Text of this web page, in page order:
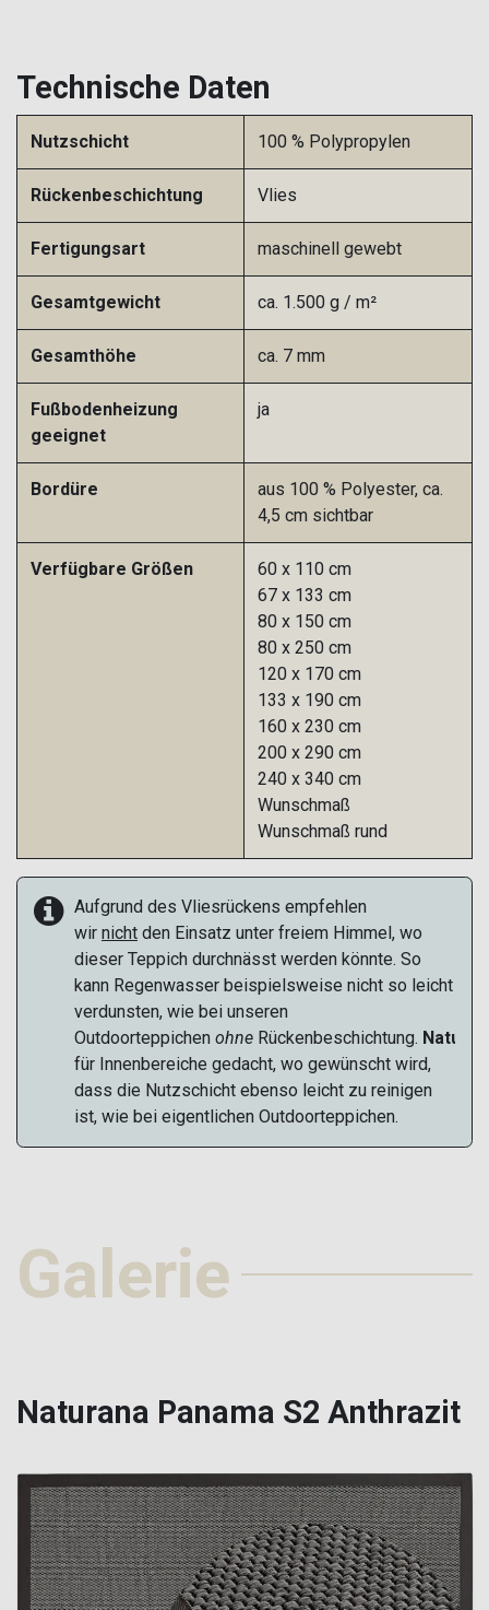
Technische Daten
Nutzschicht 100 % Polypropylen
Rückenbeschichtung Vlies
Fertigungsart maschinell gewebt
Gesamtgewicht ca. 1.500 g / m²
Gesamthöhe ca. 7 mm
Fußbodenheizung
geeignet
ja
Bordüre
aus 100 % Polyester, ca.
4,5 cm sichtbar
Verfügbare Größen
60 x 110 cm
67 x 133 cm
80 x 150 cm
80 x 250 cm
120 x 170 cm
133 x 190 cm
160 x 230 cm
200 x 290 cm
240 x 340 cm
Wunschmaß
Wunschmaß rund
Aufgrund des Vliesrückens empfehlen
wir nicht den Einsatz unter freiem Himmel, wo
dieser Teppich durchnässt werden könnte. So
kann Regenwasser beispielsweise nicht so leicht
verdunsten, wie bei unseren
Outdoorteppichen ohne Rückenbeschichtung.
für Innenbereiche gedacht, wo gewünscht wird,
dass die Nutzschicht ebenso leicht zu reinigen
ist, wie bei eigentlichen Outdoorteppichen.
Galerie
Naturana Panama S2 Anthrazit